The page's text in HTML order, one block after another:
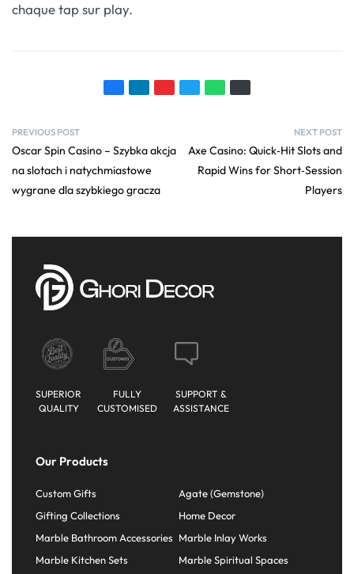
chaque tap sur play.
PREVIOUS POST
Oscar Spin Casino – Szybka akcja
na slotach i natychmiastowe
wygrane dla szybkiego gracza
NEXT POST
Axe Casino: Quick‑Hit Slots and
Rapid Wins for Short‑Session
Players
SUPERIOR
QUALITY
FULLY
CUSTOMISED
SUPPORT &
ASSISTANCE
Our Products
Custom Gifts
Agate (Gemstone)
Gifting Collections
Home Decor
Marble Bathroom Accessories Marble Inlay Works
Marble Kitchen Sets
Marble Spiritual Spaces